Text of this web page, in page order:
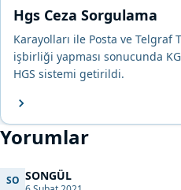
Hgs Ceza Sorgulama
Karayolları ile Posta ve Telgraf
işbirliği yapması sonucunda
HGS sistemi getirildi.
Yorumlar
SOSONGÜL
SONGÜL